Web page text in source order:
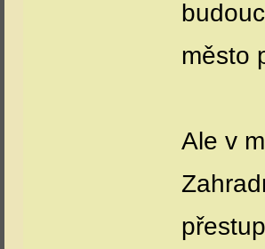
město
Ale v